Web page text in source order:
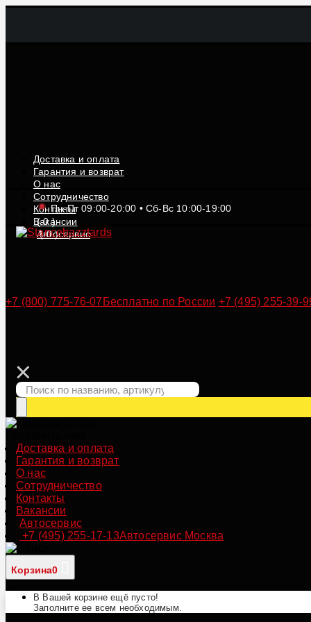
Доставка и оплата
Гарантия и возврат
О нас
Сотрудничество
Контакты
Вакансии
Автосервис
Пн-Пт 09:00-20:00 • Сб-Вс 10:00-19:00
(0)
(0)
+7 (800) 775-76-07 Бесплатно по России +7 (495) 255-39-
Доставка и оплата
Гарантия и возврат
О нас
Сотрудничество
Контакты
Вакансии
Автосервис
+7 (495) 255-17-13Автосервис Москва
Корзина0
В Вашей корзине ещё пусто!
Заполните ее всем необходимым.